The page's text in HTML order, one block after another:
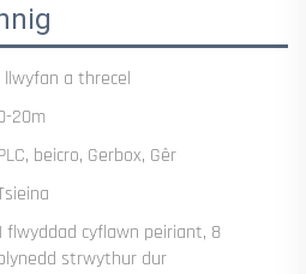
llwyfan a threcel
20m
beicro, Gerbox, Gêr
flwyddad cyflawn peiriant, 8
strwythur dur